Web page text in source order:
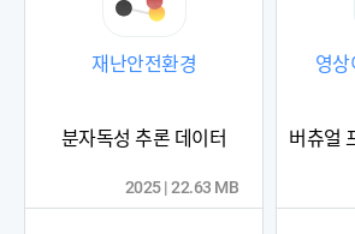
재난안전환경
분자독성 추론 데이터
2025 | 22.63 MB
영상
버츄얼